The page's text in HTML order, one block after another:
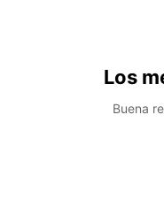
Los
Buena